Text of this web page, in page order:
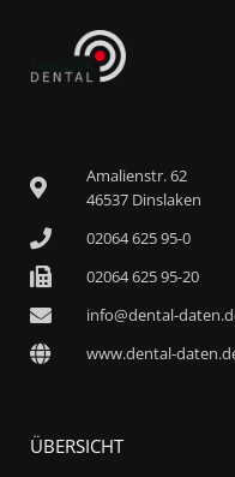
Amalienstr. 62
46537 Dinslaken
02064 625 95-0
02064 625 95-20
info@dental-
www.dental-
ÜBERSICHT